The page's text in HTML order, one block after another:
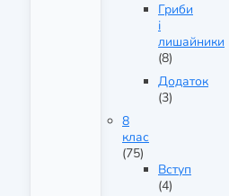
Гриби
і
лишайники
(8)
Додаток
(3)
8
клас
(75)
Вступ
(4)